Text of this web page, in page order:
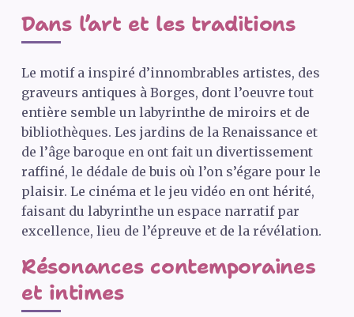
Dans l’art et les traditions
Le motif a inspiré d’innombrables artistes, des
graveurs antiques à Borges, dont l’oeuvre tout
entière semble un labyrinthe de miroirs et de
bibliothèques. Les jardins de la Renaissance et
de l’âge baroque en ont fait un divertissement
raffiné, le dédale de buis où l’on s’égare pour le
plaisir. Le cinéma et le jeu vidéo en ont hérité,
faisant du labyrinthe un espace narratif par
excellence, lieu de l’épreuve et de la révélation.
Résonances contemporaines
et intimes